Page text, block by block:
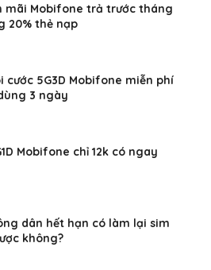
mãi Mobifone trả trước tháng
20% thẻ nạp
cước 5G3D Mobifone miễn phí
3 ngày
Mobifone chỉ 12k có ngay
dân hết hạn có làm lại sim
không?